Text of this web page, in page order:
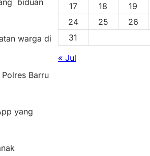
biduan
warga di
Barru
yang
17
18 19
24
25 26
31
« Jul